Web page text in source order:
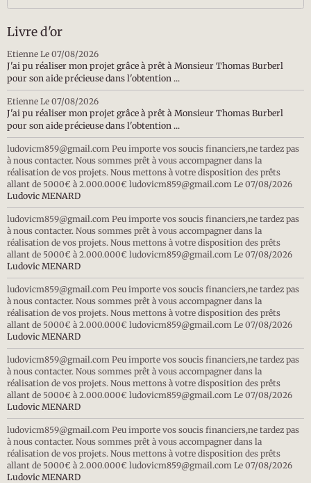
Livre d'or
Etienne Le 07/08/2026
J'ai pu réaliser mon projet grâce à prêt à Monsieur Thomas Burberl
pour son aide précieuse dans l'obtention ...
Etienne Le 07/08/2026
J'ai pu réaliser mon projet grâce à prêt à Monsieur Thomas Burberl
pour son aide précieuse dans l'obtention ...
ludovicm859@gmail.com Peu importe vos soucis financiers,ne tardez pas
à nous contacter. Nous sommes prêt à vous accompagner dans la
réalisation de vos projets. Nous mettons à votre disposition des prêts
allant de 5000€ à 2.000.000€ ludovicm859@gmail.com Le 07/08/2026
Ludovic MENARD
ludovicm859@gmail.com Peu importe vos soucis financiers,ne tardez pas
à nous contacter. Nous sommes prêt à vous accompagner dans la
réalisation de vos projets. Nous mettons à votre disposition des prêts
allant de 5000€ à 2.000.000€ ludovicm859@gmail.com Le 07/08/2026
Ludovic MENARD
ludovicm859@gmail.com Peu importe vos soucis financiers,ne tardez pas
à nous contacter. Nous sommes prêt à vous accompagner dans la
réalisation de vos projets. Nous mettons à votre disposition des prêts
allant de 5000€ à 2.000.000€ ludovicm859@gmail.com Le 07/08/2026
Ludovic MENARD
ludovicm859@gmail.com Peu importe vos soucis financiers,ne tardez pas
à nous contacter. Nous sommes prêt à vous accompagner dans la
réalisation de vos projets. Nous mettons à votre disposition des prêts
allant de 5000€ à 2.000.000€ ludovicm859@gmail.com Le 07/08/2026
Ludovic MENARD
ludovicm859@gmail.com Peu importe vos soucis financiers,ne tardez pas
à nous contacter. Nous sommes prêt à vous accompagner dans la
réalisation de vos projets. Nous mettons à votre disposition des prêts
allant de 5000€ à 2.000.000€ ludovicm859@gmail.com Le 07/08/2026
Ludovic MENARD